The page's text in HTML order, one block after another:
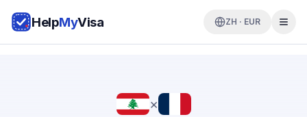
HelpMyVisa ZH · EUR
×